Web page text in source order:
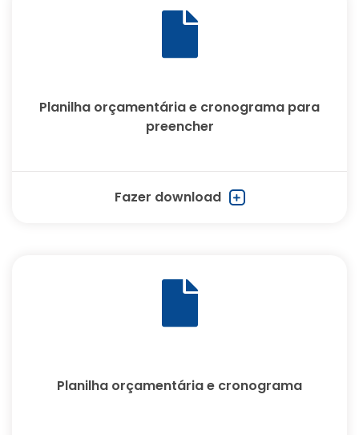
Planilha orçamentária e cronograma para
preencher
Fazer download
Planilha orçamentária e cronograma